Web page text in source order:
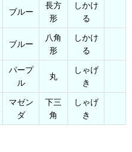
ブルー
長方
形
しかけ
る
ブルー
八角
形
しかけ
る
パープ
ル
丸
しゃげ
き
マゼン
ダ
下三
角
しゃげ
き